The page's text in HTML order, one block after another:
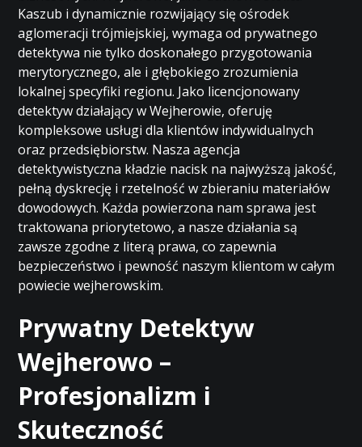
Kaszub i dynamicznie rozwijający się ośrodek
aglomeracji trójmiejskiej, wymaga od prywatnego
detektywa nie tylko doskonałego przygotowania
merytorycznego, ale i głębokiego zrozumienia
lokalnej specyfiki regionu. Jako licencjonowany
detektyw działający w Wejherowie, oferuję
kompleksowe usługi dla klientów indywidualnych
oraz przedsiębiorstw. Nasza agencja
detektywistyczna kładzie nacisk na najwyższą jakość,
pełną dyskrecję i rzetelność w zbieraniu materiałów
dowodowych. Każda powierzona nam sprawa jest
traktowana priorytetowo, a nasze działania są
zawsze zgodne z literą prawa, co zapewnia
bezpieczeństwo i pewność naszym klientom w całym
powiecie wejherowskim.
Prywatny Detektyw
Wejherowo –
Profesjonalizm i
Skuteczność